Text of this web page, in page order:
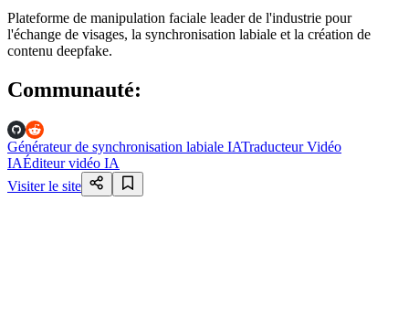
Plateforme de manipulation faciale leader de l'industrie pour
l'échange de visages, la synchronisation labiale et la création de
contenu deepfake.
Communauté:
Générateur de synchronisation labiale IATraducteur Vidéo
IAÉditeur vidéo IA
Visiter le site